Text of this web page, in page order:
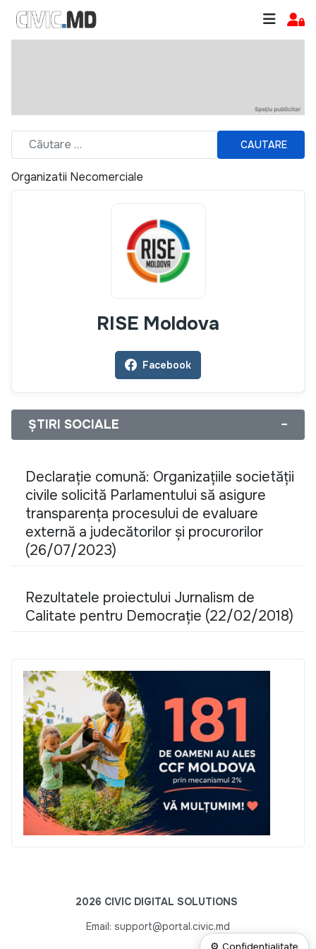
CAUTARE
Organizatii Necomerciale
RISE Moldova
Facebook
ȘTIRI SOCIALE −
Declarație comună: Organizațiile societății
civile solicită Parlamentului să asigure
transparența procesului de evaluare
externă a judecătorilor și procurorilor
(26/07/2023)
Rezultatele proiectului Jurnalism de
Calitate pentru Democrație (22/02/2018)
2026 CIVIC DIGITAL SOLUTIONS
Email: support@portal.civic.md
⚙ Confidențialitate